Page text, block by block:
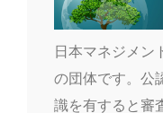
日本マネジメン
の団体です。公
識を有すると審